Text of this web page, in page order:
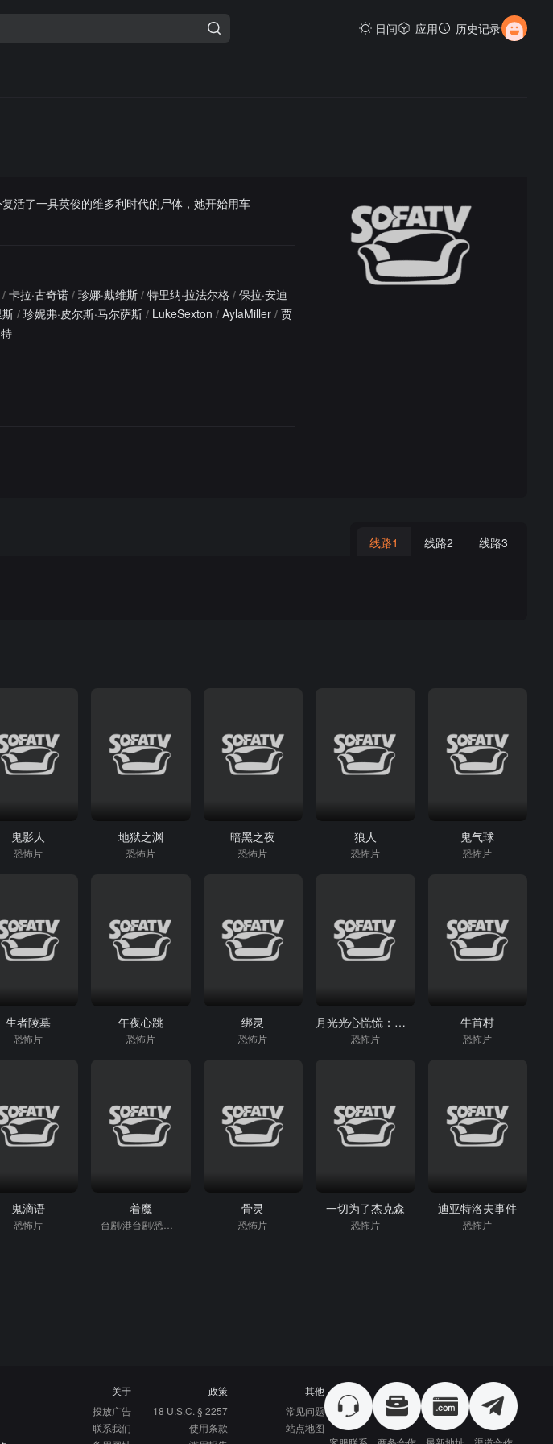
日间 应用 历史记录
活了一具英俊的维多利时代的尸体，她开始用车
/ 卡拉·古奇诺 / 珍娜·戴维斯 / 特里纳·拉法尔格 / 保拉·安迪
斯 / 珍妮弗·皮尔斯·马尔萨斯 / LukeSexton / AylaMiller / 贾
线路1 线路2 线路3
鬼影人
恐怖片
地狱之渊
恐怖片
暗黑之夜
恐怖片
狼人
恐怖片
鬼气球
恐怖片
生者陵墓
恐怖片
午夜心跳
恐怖片
绑灵
恐怖片
月光光心慌慌：杀戮
恐怖片
牛首村
恐怖片
鬼滴语
恐怖片
着魔 骨灵
恐怖片
一切为了杰克森
恐怖片
迪亚特洛夫事件
恐怖片
关于
投放广告
联系我们
政策
18 U.S.C. § 2257
使用条款
其他
常见问题
站点地图